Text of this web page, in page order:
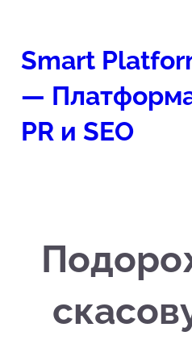
содержимому
Smart
—
PR и SEO